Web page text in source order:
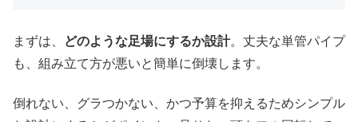
まずは、 どのような足場にするか設計。丈夫な単管パイプ
も、組み立て方が悪いと簡単に倒壊します。
倒れない、グラつかない、かつ予算を抑えるためシンプル